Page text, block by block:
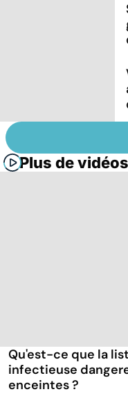
Plus de vidéos
Qu'est-ce que la
infectieuse
enceintes ?